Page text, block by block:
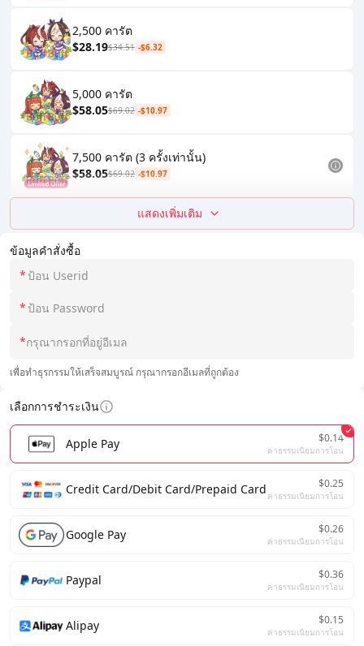
ข้อมูลคำสั่งซื้อ
*
*
*
เพื่อทำธุรกรรมให้เสร็จสมบูรณ์ กรุณากรอกอีเมลที่ถูกต้อง
เลือกการชำระเงิน
Apple Pay $0.14
ค่าธรรมเนียมการโอน
Credit Card/Debit Card/Prepaid Card $0.25
ค่าธรรมเนียมการโอน
Google Pay $0.26
ค่าธรรมเนียมการโอน
Paypal $0.36
ค่าธรรมเนียมการโอน
Alipay $0.15
ค่าธรรมเนียมการโอน
2,500 คารัต
$28.19$34.51 -$6.32
5,000 คารัต
$58.05$69.02 -$10.97
7,500 คารัต (3 ครั้งเท่านั้น)
$58.05$69.02 -$10.97
แสดงเพิ่มเติม